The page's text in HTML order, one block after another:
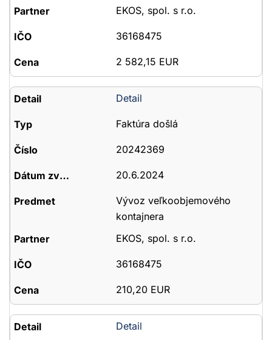
EKOS, spol. s r.o.
36168475
2 582,15 EUR
Detail
Faktúra došlá
20242369
20.6.2024
Vývoz veľkoobjemového
kontajnera
EKOS, spol. s r.o.
36168475
210,20 EUR
Detail